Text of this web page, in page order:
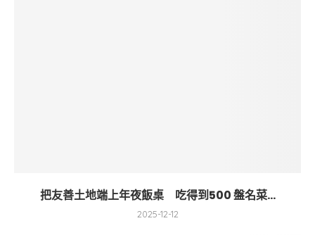
把友善土地端上年夜飯桌 吃得到500 盤名菜...
2025-12-12